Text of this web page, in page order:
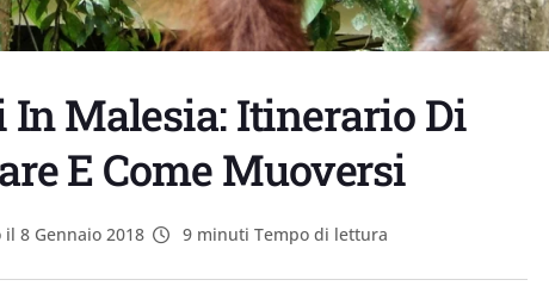
In Malesia: Itinerario Di
E Come Muoversi
il 8 Gennaio 2018 9 minuti Tempo di lettura